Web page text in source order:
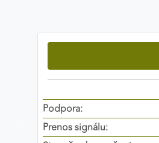
Podpora:
Prenos signálu:
zvolený jazyk, región alebo
nim vám dokážeme
pohodlnejšie používanie